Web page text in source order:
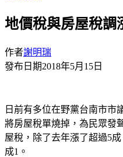
地價稅與房屋稅調
作者謝明瑞
發布日期2018年5月15日
日前有多位在野黨台南市市
將房屋稅單燒掉，為民眾發
屋稅，除了去年漲了超過5
成1。